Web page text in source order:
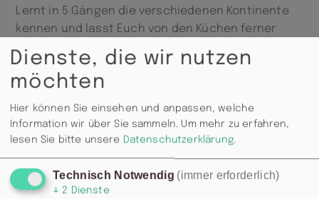
Lernt in 5 Gängen die verschiedenen Kontinente
kennen und lasst Euch von den Küchen ferner
Länder inspirieren. Los geht´s entweder 17:00 Uhr
oder 20.00 Uhr. Für 55,00 € pro Person.
Dienste, die wir nutzen
möchten
Hier können Sie einsehen und anpassen, welche
Information wir über Sie sammeln. Um mehr zu erfahren,
lesen Sie bitte unsere Datenschutzerklärung.
Technisch Notwendig (immer erforderlich)
↓ 2 Dienste